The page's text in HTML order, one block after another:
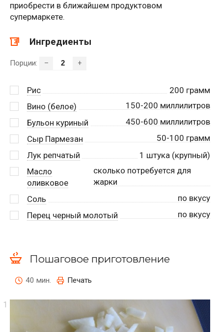
приобрести в ближайшем продуктовом
супермаркете.
Ингредиенты
Порции: – +
Рис 200 грамм
Вино (белое)
150-200 миллилитров
Бульон куриный
450-600 миллилитров
Сыр Пармезан
50-100 грамм
Лук репчатый
1 штука (крупный)
Масло
оливковое
сколько потребуется для
жарки
Соль
по вкусу
Перец черный молотый
по вкусу
Пошаговое приготовление
40 мин. Печать